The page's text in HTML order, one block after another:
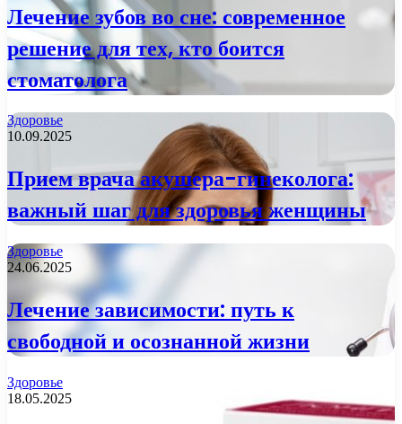
Лечение зубов во сне: современное
решение для тех, кто боится
стоматолога
Здоровье
10.09.2025
Прием врача акушера-гинеколога:
важный шаг для здоровья женщины
Здоровье
24.06.2025
Лечение зависимости: путь к
свободной и осознанной жизни
Здоровье
18.05.2025